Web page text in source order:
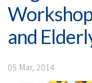
and
Workshops
for
Children
and
05 Mar, 2014